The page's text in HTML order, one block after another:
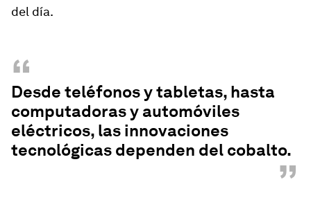
del día.
“
Desde teléfonos y tabletas, hasta
computadoras y automóviles
eléctricos, las innovaciones
tecnológicas dependen del cobalto.
”